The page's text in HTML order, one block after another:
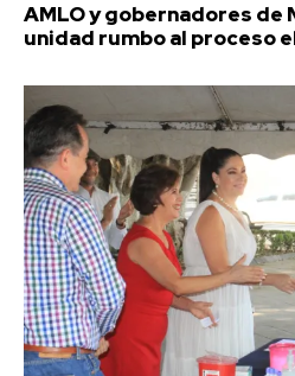
AMLO y gobernadores de
unidad rumbo al proceso